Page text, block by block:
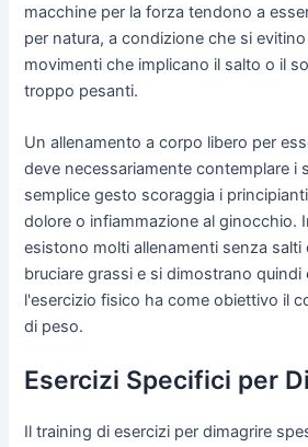
macchine per la forza tendono a
per natura, a condizione che si
movimenti che implicano il salto o il
troppo pesanti.
Un allenamento a corpo libero per
deve necessariamente contemplare i
semplice gesto scoraggia i
dolore o infiammazione al ginocchio.
esistono molti allenamenti senza
bruciare grassi e si dimostrano quindi
l'esercizio fisico ha come obiettivo il
di peso.
Esercizi Specifici per
Il training di esercizi per dimagrire